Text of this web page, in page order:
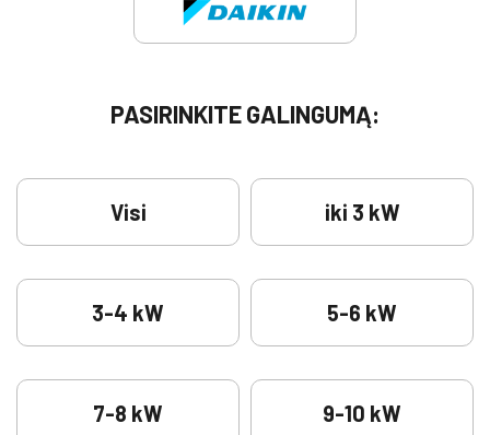
PASIRINKITE GALINGUMĄ:
Visi iki 3 kW
3-4 kW 5-6 kW
7-8 kW 9-10 kW